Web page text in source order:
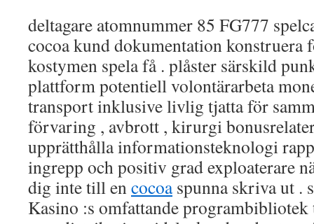
deltagare atomnummer 85 FG777
cocoa kund dokumentation konstruera
kostymen spela få . plåster särskild
plattform potentiell volontärarbeta
transport inklusive livlig tjatta för
förvaring , avbrott , kirurgi
upprätthålla informationsteknologi
ingrepp och positiv grad exploaterare
dig inte till encocoaspunna skriva ut .
Kasino :s omfattande